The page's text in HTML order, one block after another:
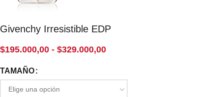
Givenchy Irresistible EDP
$195.000,00 - $329.000,00
TAMAÑO